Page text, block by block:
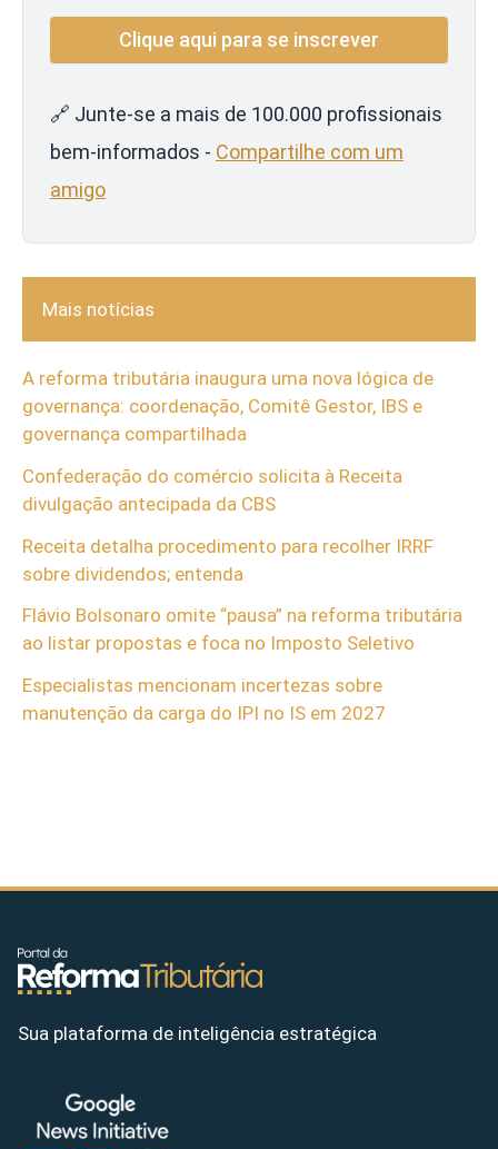
🔗 Junte-se a mais de 100.000 profissionais
bem-informados - Compartilhe com um
amigo
Mais notícias
A reforma tributária inaugura uma nova lógica de
governança: coordenação, Comitê Gestor, IBS e
governança compartilhada
Confederação do comércio solicita à Receita
divulgação antecipada da CBS
Receita detalha procedimento para recolher IRRF
sobre dividendos; entenda
Flávio Bolsonaro omite “pausa” na reforma tributária
ao listar propostas e foca no Imposto Seletivo
Especialistas mencionam incertezas sobre
manutenção da carga do IPI no IS em 2027
Sua plataforma de inteligência estratégica